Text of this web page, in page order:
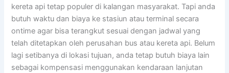
kereta api tetap populer di kalangan masyarakat. Tapi anda
butuh waktu dan biaya ke stasiun atau terminal secara
ontime agar bisa terangkut sesuai dengan jadwal yang
telah ditetapkan oleh perusahan bus atau kereta api. Belum
lagi setibanya di lokasi tujuan, anda tetap butuh biaya lain
sebagai kompensasi menggunakan kendaraan lanjutan